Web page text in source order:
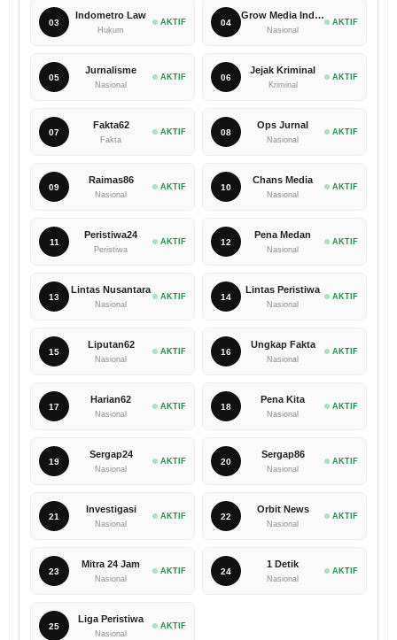
03
Indometro Law
Hukum
AKTIF 04
Grow Media Indonesia
Nasional
AKTIF
05
Jurnalisme
Nasional
AKTIF 06
Jejak Kriminal
Kriminal
AKTIF
07
Fakta62
Fakta
AKTIF 08
Ops Jurnal
Nasional
AKTIF
09
Raimas86
Nasional
AKTIF 10
Chans Media
Nasional
AKTIF
11
Peristiwa24
Peristiwa
AKTIF 12
Pena Medan
Nasional
AKTIF
13
Lintas Nusantara
Nasional
AKTIF 14
Lintas Peristiwa
Nasional
AKTIF
15
Liputan62
Nasional
AKTIF 16
Ungkap Fakta
Nasional
AKTIF
17
Harian62
Nasional
AKTIF 18
Pena Kita
Nasional
AKTIF
19
Sergap24
Nasional
AKTIF 20
Sergap86
Nasional
AKTIF
21
Investigasi
Nasional
AKTIF 22
Orbit News
Nasional
AKTIF
23
Mitra 24 Jam
Nasional
AKTIF 24
1 Detik
Nasional
AKTIF
25
Liga Peristiwa
Nasional
AKTIF